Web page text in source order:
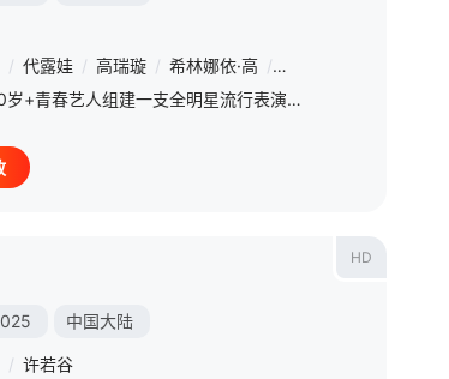
/ 代露娃 / 高瑞璇 / 希林娜依·高 / 康子奇
25位20岁+青春艺人组建一支全明星流行表演合唱团，接受舞台考核、强团对决等四轮挑战，最终实现20+青春合唱狂欢盛典演出，并冲击世界合唱赛场
HD
中国大陆
/ 许若谷